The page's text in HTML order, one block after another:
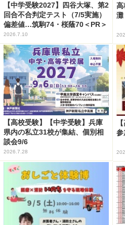
【中学受験2027】四谷大塚、第2
回合不合判定テスト（7/5実施）
偏差値…筑駒74・桜蔭70＜PR＞
2026.7.10
高
灘
【高校受験】【中学受験】兵庫
県内の私立31校が集結、個別相
談会9/6
2026.7.28